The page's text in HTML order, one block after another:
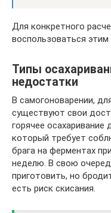
Для конкретного
воспользоваться
Типы
недостатки
В самогоноварении,
существуют свои
горячее
который требует
брага на ферментах
неделю. В свою
приготовить, но
есть риск скисания.